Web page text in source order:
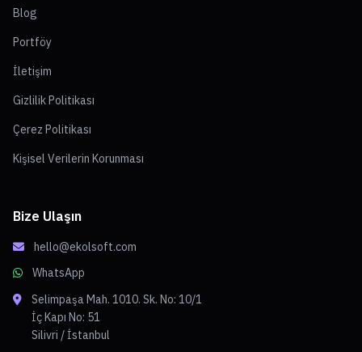
Blog
Portföy
İletişim
Gizlilik Politikası
Çerez Politikası
Kişisel Verilerin Korunması
Bize Ulaşın
hello@ekolsoft.com
WhatsApp
Selimpaşa Mah. 1010. Sk. No: 10/1
İç Kapı No: 51
Silivri / İstanbul